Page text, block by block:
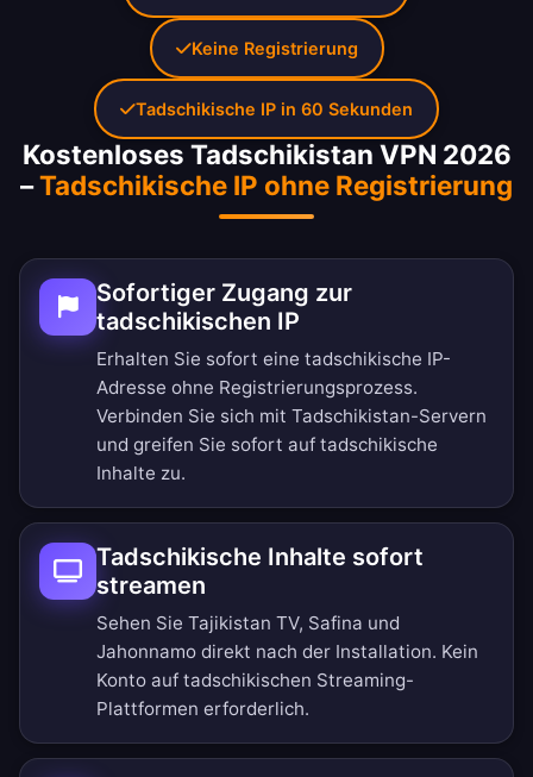
Kostenloses Tadschikistan VPN 2026
–Tadschikische IP ohne Registrierung
Sofortiger Zugang zur
tadschikischen IP
Erhalten Sie sofort eine tadschikische IP-
Adresse ohne Registrierungsprozess.
Verbinden Sie sich mit Tadschikistan-Servern
und greifen Sie sofort auf tadschikische
Inhalte zu.
Tadschikische Inhalte sofort
streamen
Sehen Sie Tajikistan TV, Safina und
Jahonnamo direkt nach der Installation. Kein
Konto auf tadschikischen Streaming-
Plattformen erforderlich.
Keine Registrierung
Tadschikische IP in 60 Sekunden